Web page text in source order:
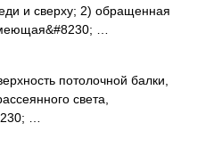
и сверху; 2) обращенная
…
потолочной балки,
света,
…